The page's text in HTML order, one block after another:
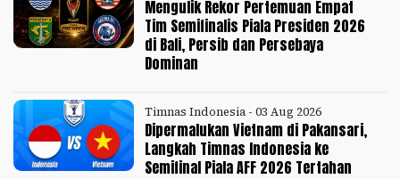
Mengulik Rekor Pertemuan Empat
Tim Semifinalis Piala Presiden 2026
di Bali, Persib dan Persebaya
Dominan
Timnas Indonesia - 03 Aug 2026
Dipermalukan Vietnam di Pakansari,
Langkah Timnas Indonesia ke
Semifinal Piala AFF 2026 Tertahan